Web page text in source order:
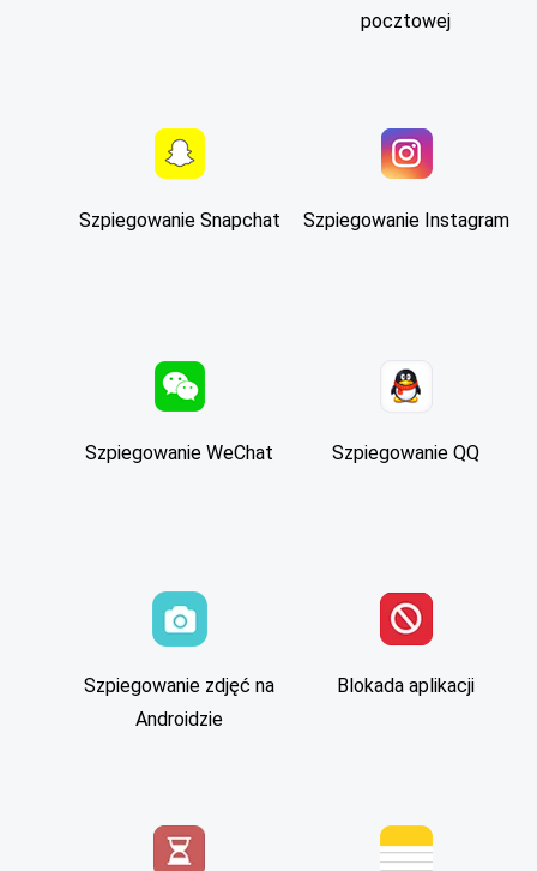
pocztowej
Szpiegowanie Snapchat Szpiegowanie Instagram
Szpiegowanie WeChat Szpiegowanie QQ
Szpiegowanie zdjęć na
Androidzie
Blokada aplikacji